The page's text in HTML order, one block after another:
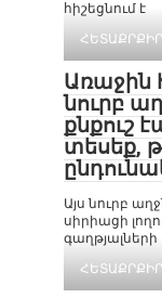
հիշեցնում է
ՀԵՏԱՔՐՔԻՐ
Առաջին
նուրբ
քնքուշ
տեսեք,
Այս նուրբ
սիրիացի
գաղթյալների
ՀԵՏԱՔՐՔԻՐ